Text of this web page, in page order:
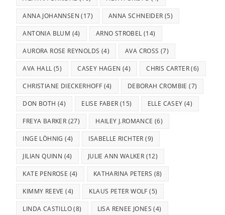
ANNA JOHANNSEN (17) ANNA SCHNEIDER (5)
ANTONIA BLUM (4) ARNO STROBEL (14)
AURORA ROSE REYNOLDS (4) AVA CROSS (7)
AVA HALL (5) CASEY HAGEN (4) CHRIS CARTER(6)
CHRISTIANE DIECKERHOFF (4) DEBORAH CROMBIE (7)
DON BOTH (4) ELISE FABER (15) ELLE CASEY (4)
FREYA BARKER (27) HAILEY J.ROMANCE (6)
INGE LÖHNIG (4) ISABELLE RICHTER (9)
JILIAN QUINN (4) JULIE ANN WALKER (12)
KATE PENROSE (4) KATHARINA PETERS (8)
KIMMY REEVE (4) KLAUS PETER WOLF (5)
LINDA CASTILLO(8) LISA RENEE JONES (4)